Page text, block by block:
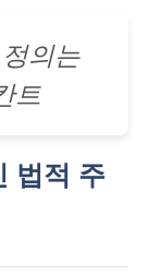
의는
트
법적 주